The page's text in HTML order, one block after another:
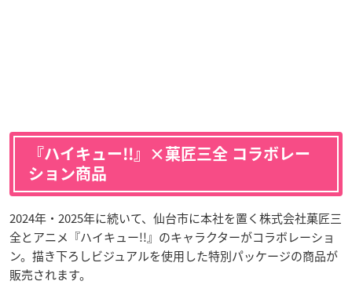
『ハイキュー!!』×菓匠三全 コラボレー
ション商品
2024年・2025年に続いて、仙台市に本社を置く株式会社菓匠三
全とアニメ『ハイキュー!!』のキャラクターがコラボレーショ
ン。描き下ろしビジュアルを使用した特別パッケージの商品が
販売されます。